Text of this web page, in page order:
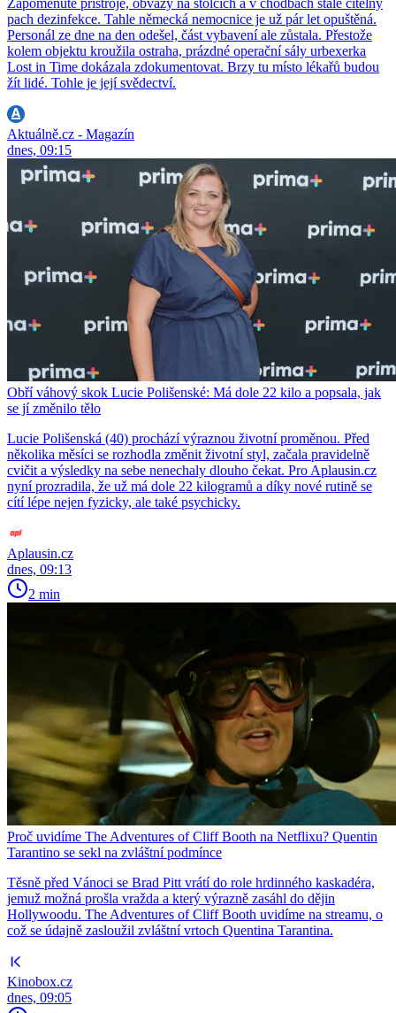
pach dezinfekce. Tahle německá nemocnice je už pár let opuštěná.
Personál ze dne na den odešel, část vybavení ale zůstala. Přestože
kolem objektu kroužila ostraha, prázdné operační sály urbexerka
Lost in Time dokázala zdokumentovat. Brzy tu místo lékařů budou
žít lidé. Tohle je její svědectví.
Aktuálně.cz - Magazín
dnes, 09:15
Obří váhový skok Lucie Polišenské: Má dole 22 kilo a popsala, jak
se jí změnilo tělo
Lucie Polišenská (40) prochází výraznou životní proměnou. Před
několika měsíci se rozhodla změnit životní styl, začala pravidelně
cvičit a výsledky na sebe nenechaly dlouho čekat. Pro Aplausin.cz
nyní prozradila, že už má dole 22 kilogramů a díky nové rutině se
cítí lépe nejen fyzicky, ale také psychicky.
Aplausin.cz
dnes, 09:13
2 min
Proč uvidíme The Adventures of Cliff Booth na Netflixu? Quentin
Tarantino se sekl na zvláštní podmínce
Těsně před Vánoci se Brad Pitt vrátí do role hrdinného kaskadéra,
jemuž možná prošla vražda a který výrazně zasáhl do dějin
Hollywoodu. The Adventures of Cliff Booth uvidíme na streamu, o
což se údajně zasloužil zvláštní vrtoch Quentina Tarantina.
Kinobox.cz
dnes, 09:05